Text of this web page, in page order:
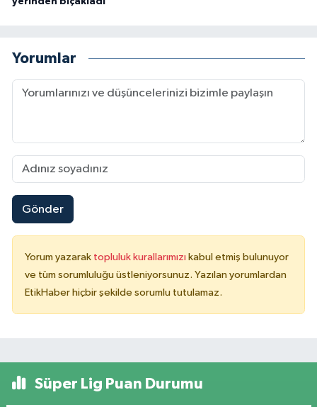
Yorumlar
Gönder
Yorum yazarak topluluk kurallarımızı kabul etmiş bulunuyor
ve tüm sorumluluğu üstleniyorsunuz. Yazılan yorumlardan
EtikHaber hiçbir şekilde sorumlu tutulamaz.
Süper Lig Puan Durumu